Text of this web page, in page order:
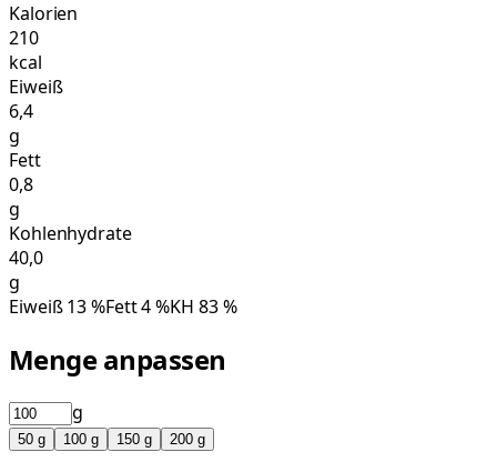
Kalorien
210
kcal
Eiweiß
6,4
g
Fett
0,8
g
Kohlenhydrate
40,0
g
Eiweiß13%Fett4%KH 83%
Menge anpassen
g
50 g 100 g 150 g 200 g